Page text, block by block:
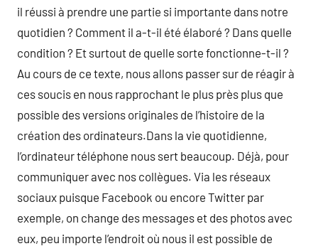
il réussi à prendre une partie si importante dans notre
quotidien ? Comment il a-t-il été élaboré ? Dans quelle
condition ? Et surtout de quelle sorte fonctionne-t-il ?
Au cours de ce texte, nous allons passer sur de réagir à
ces soucis en nous rapprochant le plus près plus que
possible des versions originales de l’histoire de la
création des ordinateurs.Dans la vie quotidienne,
l’ordinateur téléphone nous sert beaucoup. Déjà, pour
communiquer avec nos collègues. Via les réseaux
sociaux puisque Facebook ou encore Twitter par
exemple, on change des messages et des photos avec
eux, peu importe l’endroit où nous il est possible de